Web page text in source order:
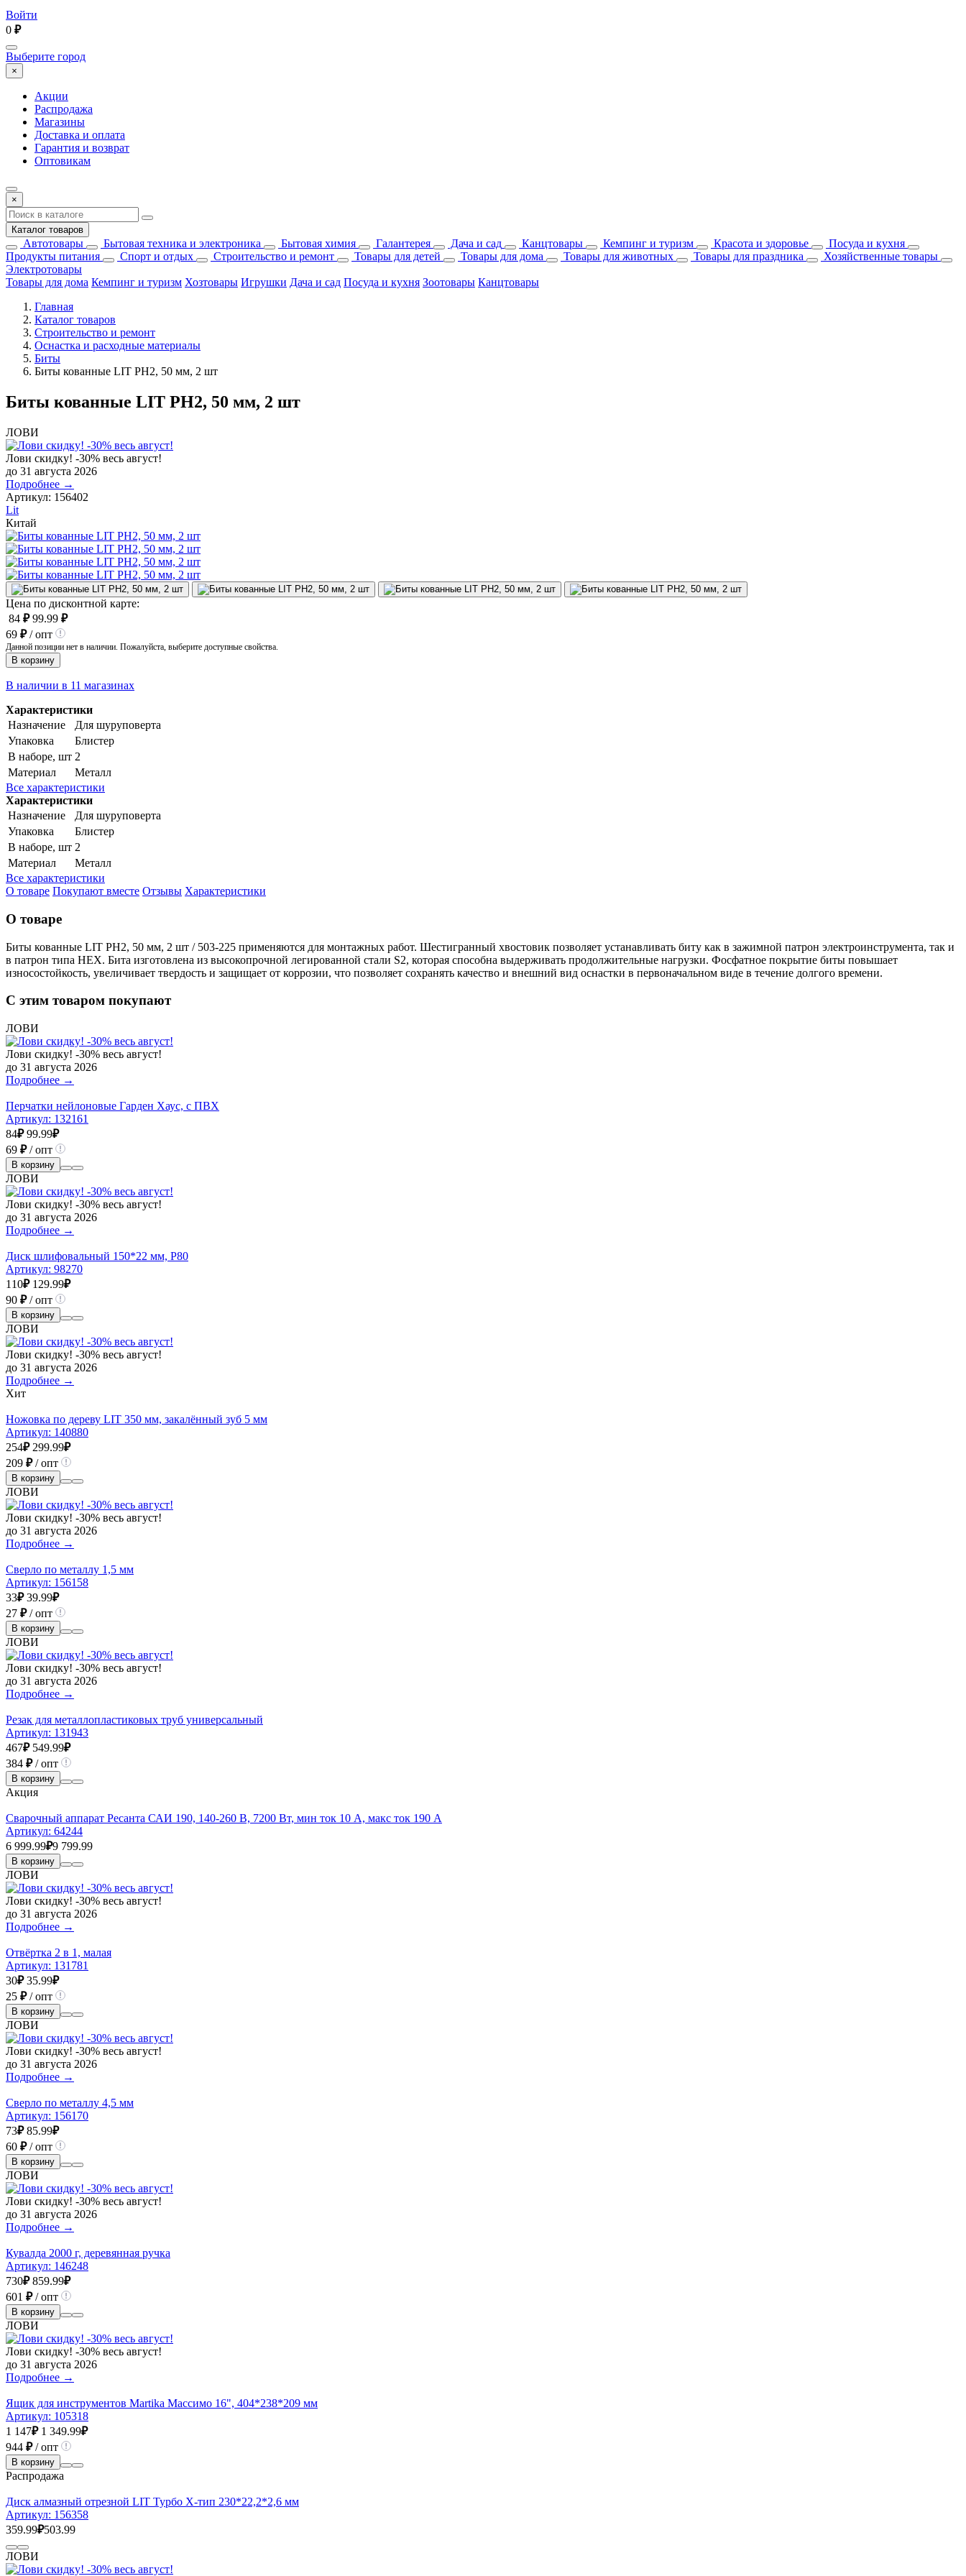
Войти
0 ₽
Выберите город
×
Акции
Распродажа
Магазины
Доставка и оплата
Гарантия и возврат
Оптовикам
×
Каталог товаров
Автотовары Бытовая техника и электроника Бытовая химия Галантерея Дача и сад Канцтовары Кемпинг и туризм Красота и здоровье
Посуда и кухня
Продукты питания
Спорт и отдых Строительство и ремонт Товары для детей Товары для дома Товары для животных Товары для праздника
Хозяйственные товары
Электротовары
Товары для дома Кемпинг и туризм Хозтовары Игрушки Дача и сад Посуда и кухня Зоотовары Канцтовары
Главная
Каталог товаров
Строительство и ремонт
Оснастка и расходные материалы
Биты
Биты кованные LIT PH2, 50 мм, 2 шт
Биты кованные LIT PH2, 50 мм, 2 шт
ЛОВИ
Лови скидку! -30% весь август!
до 31 августа 2026
Подробнее →
Артикул: 156402
Lit
Китай
Цена по дисконтной карте:
84 ₽ 99.99 ₽
69 ₽/ опт
Данной позиции нет в наличии. Пожалуйста, выберите доступные свойства.
В корзину
В наличии в 11 магазинах
Характеристики
Назначение
Для шуруповерта
Упаковка
Блистер
В наборе, шт 2
Материал
Металл
Все характеристики
Характеристики
Назначение
Для шуруповерта
Упаковка
Блистер
В наборе, шт 2
Материал
Металл
Все характеристики
О товаре Покупают вместе Отзывы Характеристики
О товаре
Биты кованные LIT PH2, 50 мм, 2 шт / 503-225 применяются для монтажных работ. Шестигранный хвостовик позволяет устанавливать биту как в зажимной патрон электроинструмента, так и
в патрон типа HEX. Бита изготовлена из высокопрочной легированной стали S2, которая способна выдерживать продолжительные нагрузки. Фосфатное покрытие биты повышает
износостойкость, увеличивает твердость и защищает от коррозии, что позволяет сохранять качество и внешний вид оснастки в первоначальном виде в течение долгого времени.
С этим товаром покупают
ЛОВИ
Лови скидку! -30% весь август!
до 31 августа 2026
Подробнее →
Перчатки нейлоновые Гарден Хаус, с ПВХ
Артикул: 132161
84₽ 99.99₽
69 ₽/ опт
В корзину
ЛОВИ
Лови скидку! -30% весь август!
до 31 августа 2026
Подробнее →
Диск шлифовальный 150*22 мм, Р80
Артикул: 98270
110₽ 129.99₽
90 ₽/ опт
В корзину
ЛОВИ
Лови скидку! -30% весь август!
до 31 августа 2026
Подробнее →
Хит
Ножовка по дереву LIT 350 мм, закалённый зуб 5 мм
Артикул: 140880
254₽ 299.99₽
209 ₽/ опт
В корзину
ЛОВИ
Лови скидку! -30% весь август!
до 31 августа 2026
Подробнее →
Сверло по металлу 1,5 мм
Артикул: 156158
33₽ 39.99₽
27 ₽/ опт
В корзину
ЛОВИ
Лови скидку! -30% весь август!
до 31 августа 2026
Подробнее →
Резак для металлопластиковых труб универсальный
Артикул: 131943
467₽ 549.99₽
384 ₽/ опт
В корзину
Акция
Сварочный аппарат Ресанта САИ 190, 140-260 В, 7200 Вт, мин ток 10 А, макс ток 190 А
Артикул: 64244
6 999.99₽9 799.99
В корзину
ЛОВИ
Лови скидку! -30% весь август!
до 31 августа 2026
Подробнее →
Отвёртка 2 в 1, малая
Артикул: 131781
30₽ 35.99₽
25 ₽/ опт
В корзину
ЛОВИ
Лови скидку! -30% весь август!
до 31 августа 2026
Подробнее →
Сверло по металлу 4,5 мм
Артикул: 156170
73₽ 85.99₽
60 ₽/ опт
В корзину
ЛОВИ
Лови скидку! -30% весь август!
до 31 августа 2026
Подробнее →
Кувалда 2000 г, деревянная ручка
Артикул: 146248
730₽ 859.99₽
601 ₽/ опт
В корзину
ЛОВИ
Лови скидку! -30% весь август!
до 31 августа 2026
Подробнее →
Ящик для инструментов Martika Массимо 16", 404*238*209 мм
Артикул: 105318
1 147₽ 1 349.99₽
944 ₽/ опт
В корзину
Распродажа
Диск алмазный отрезной LIT Турбо Х-тип 230*22,2*2,6 мм
Артикул: 156358
359.99₽503.99
ЛОВИ